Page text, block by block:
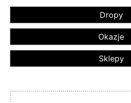
Dropy
Okazje
Sklepy